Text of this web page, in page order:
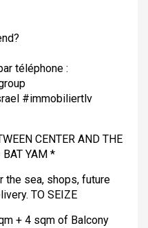
téléphone :
#immobiliertlv
CENTER AND THE
BAT YAM *
the sea, shops, future
TO SEIZE
+ 4 sqm of Balcony